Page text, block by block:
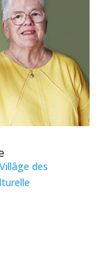
des